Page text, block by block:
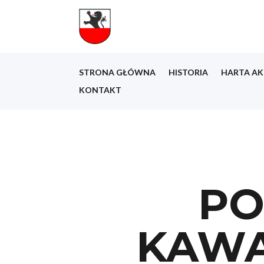
STRONA GŁÓWNA HISTORIA
HARTA
KONTAKT